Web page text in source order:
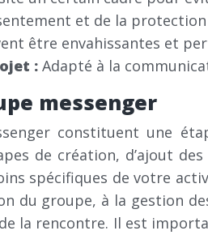
et de la
être envahissantes et
: Adapté à la
messenger
constituent une
de création, d’ajout
spécifiques de votre
du groupe, à la gestion
la rencontre. Il est